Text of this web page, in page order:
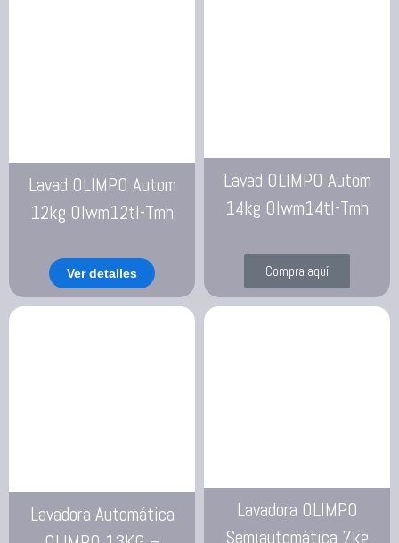
Lavad OLIMPO Autom
12kg Olwm12tl-Tmh
Ver detalles
Lavad OLIMPO Autom
14kg Olwm14tl-Tmh
Compra aquí
Lavadora Automática
Lavadora OLIMPO
Semiautomática 7kg